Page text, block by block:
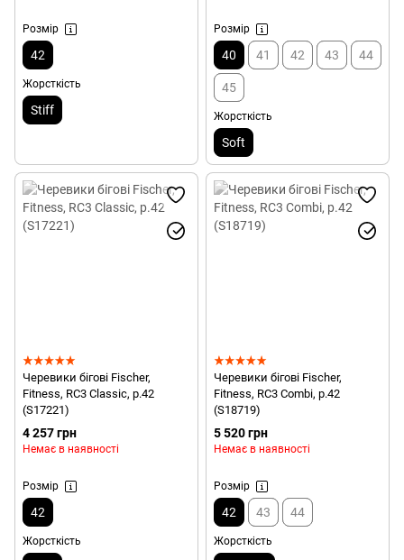
Розмір
42
Жорсткість
Stiff
Розмір
40 41 42 43 44
45
Жорсткість
Soft
Черевики бігові Fischer,
Fitness, RC3 Classic, р.42
(S17221)
4 257 грн
Немає в наявності
Розмір
42
Жорсткість
Черевики бігові Fischer,
Fitness, RC3 Combi, р.42
(S18719)
5 520 грн
Немає в наявності
Розмір
42 43 44
Жорсткість